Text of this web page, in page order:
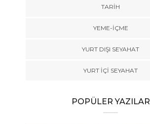
TARİH
YEME-İÇME
YURT DIŞI SEYAHAT
YURT İÇİ SEYAHAT
POPÜLER YAZILAR